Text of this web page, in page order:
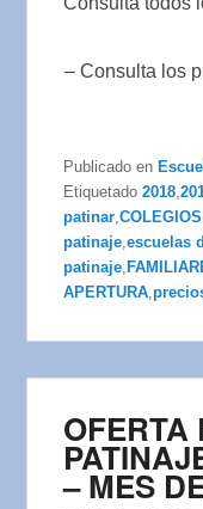
– Consulta los
Publicado en
Etiquetado 2018 ,
patinar ,COLEGIOS
patinaje ,escuelas
patinaje ,
APERTURA ,
OFERTA
– MES